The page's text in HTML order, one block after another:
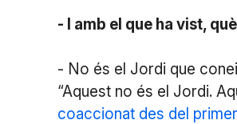
- I amb el que ha vist,
- No és el Jordi que
“Aquest no és el Jordi.
coaccionat des del